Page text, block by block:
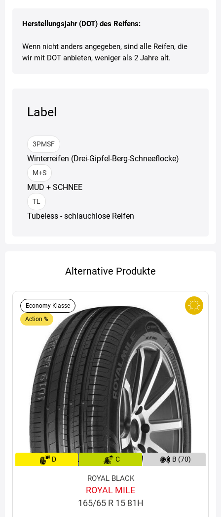
Herstellungsjahr (DOT) des Reifens:
Wenn nicht anders angegeben, sind alle Reifen, die
wir mit DOT anbieten, weniger als 2 Jahre alt.
Label
3PMSF
Winterreifen (Drei-Gipfel-Berg-Schneeflocke)
M+S
MUD + SCHNEE
TL
Tubeless - schlauchlose Reifen
Alternative Produkte
Economy-Klasse
Action %
D C B (70)
ROYAL BLACK
ROYAL MILE
165/65 R 15 81H